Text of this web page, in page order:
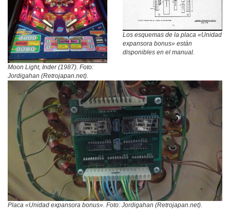
Moon Light, Inder (1987). Foto:
Jordigahan (Retrojapan.net).
Los esquemas de la placa «Unidad
expansora bonus» están
disponibles en el manual.
Placa «Unidad expansora bonus». Foto: Jordigahan (Retrojapan.net).